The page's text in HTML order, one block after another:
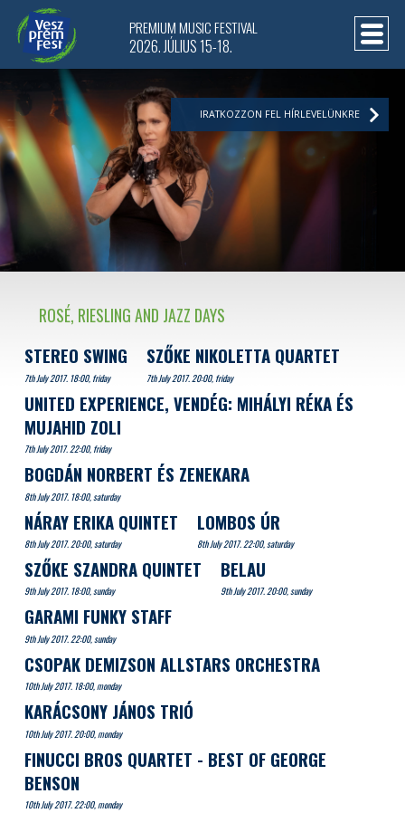
ROSÉ, RIESLING AND JAZZ DAYS
STEREO SWING
7th July 2017. 18:00, friday
SZŐKE NIKOLETTA QUARTET
7th July 2017. 20:00, friday
UNITED EXPERIENCE, VENDÉG: MIHÁLYI RÉKA ÉS
MUJAHID ZOLI
7th July 2017. 22:00, friday
BOGDÁN NORBERT ÉS ZENEKARA
8th July 2017. 18:00, saturday
NÁRAY ERIKA QUINTET
8th July 2017. 20:00, saturday
LOMBOS ÚR
8th July 2017. 22:00, saturday
SZŐKE SZANDRA QUINTET
9th July 2017. 18:00, sunday
BELAU
9th July 2017. 20:00, sunday
GARAMI FUNKY STAFF
9th July 2017. 22:00, sunday
CSOPAK DEMIZSON ALLSTARS ORCHESTRA
10th July 2017. 18:00, monday
KARÁCSONY JÁNOS TRIÓ
10th July 2017. 20:00, monday
FINUCCI BROS QUARTET - BEST OF GEORGE
BENSON
10th July 2017. 22:00, monday
PREMIUM MUSIC FESTIVAL
2026. JÚLIUS 15-18.
IRATKOZZON FEL HÍRLEVELÜNKRE